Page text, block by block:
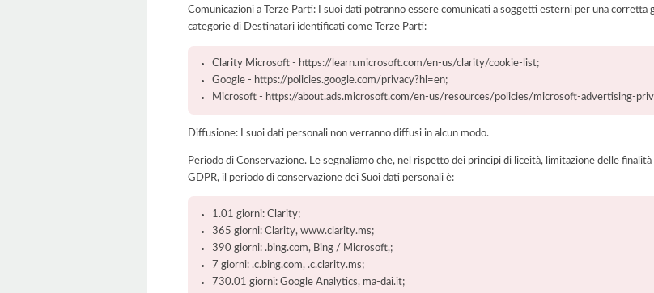
Comunicazioni a Terze Parti: I suoi dati potranno essere comunicati a soggetti esterni per una
categorie di Destinatari identificati come Terze Parti:
Clarity Microsoft - https://learn.microsoft.com/en-us/clarity/cookie-list;
Google - https://policies.google.com/privacy?hl=en;
Microsoft - https://about.ads.microsoft.com/en-us/resources/policies/microsoft-advertising-
Diffusione: I suoi dati personali non verranno diffusi in alcun modo.
Periodo di Conservazione. Le segnaliamo che, nel rispetto dei principi di liceità, limitazione delle finalità
GDPR, il periodo di conservazione dei Suoi dati personali è:
1.01 giorni: Clarity;
365 giorni: Clarity, www.clarity.ms;
390 giorni: .bing.com, Bing / Microsoft,;
7 giorni: .c.bing.com, .c.clarity.ms;
730.01 giorni: Google Analytics, ma-dai.it;